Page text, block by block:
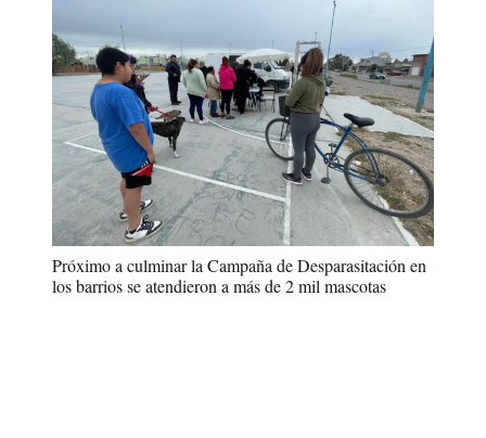
Próximo a culminar la Campaña de Desparasitación en
los barrios se atendieron a más de 2 mil mascotas